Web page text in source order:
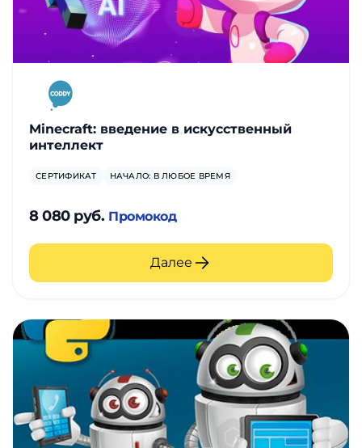
Minecraft: введение в искусственный
интеллект
СЕРТИФИКАТ НАЧАЛО: В ЛЮБОЕ ВРЕМЯ
8 080 руб. Промокод
Далее